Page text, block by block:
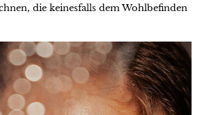
die keinesfalls dem Wohlbefinden